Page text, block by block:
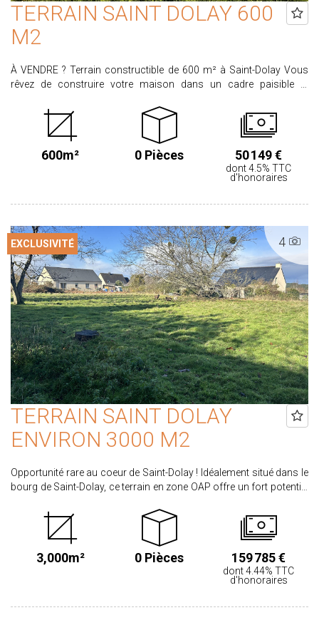
TERRAIN SAINT DOLAY 600
M2
À VENDRE ? Terrain constructible de 600 m² à Saint-Dolay Vous
rêvez de construire votre maison dans un cadre paisible et
sur la commune de Saint-Dolay. - Les atouts du terrain : Superficie :
des commodités (écoles, commerces, services) Réseaux à
proximité, viabilisation à prévoir. Accès facile aux axes principaux
Ce terrain offre un cadre idéal pour concrétiser votre projet de
construction, que ce soit pour une résidence principale ou un
contacter au 02.99.72.30.30
600m² 0 Pièces 50 149 €
dont 4.5% TTC
d'honoraires
4
EXCLUSIVITÉ
TERRAIN SAINT DOLAY
ENVIRON 3000 M2
Opportunité rare au coeur de Saint-Dolay ! Idéalement situé dans le
bourg de Saint-Dolay, ce terrain en zone OAP offre un fort potentiel
des commerces, services et écoles, il bénéficie d'un emplacement
recherché alliant vie de village et dynamisme local. Pensé pour un
aménagement cohérent et qualitatif, ce terrain permet la création
d'un ensemble résidentiel harmonieux, parfaitement intégré à son
investisseurs ou promoteurs à la recherche d'un projet à forte
3,000m² 0 Pièces 159 785 €
dont 4.44% TTC
d'honoraires